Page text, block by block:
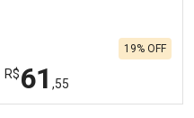
R$61 ,55
19% OFF